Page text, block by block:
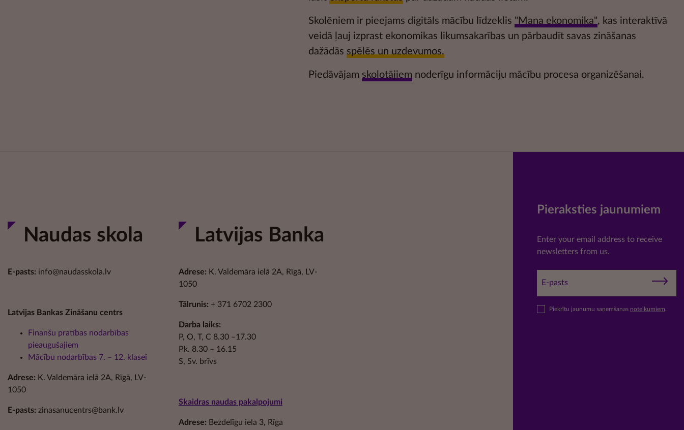
Skolēniem ir pieejams digitāls mācību līdzeklis "Mana ekonomika", kas interaktīvā
veidā ļauj izprast ekonomikas likumsakarības un pārbaudīt savas zināšanas
dažādās spēlēs un uzdevumos.
Piedāvājam skolotājiem noderīgu informāciju mācību procesa organizēšanai.
Naudas skola
E-pasts: info@naudasskola.lv
Latvijas Bankas Zināšanu centrs
Finanšu pratības nodarbības
pieaugušajiem
Mācību nodarbības 7. – 12. klasei
Adrese: K. Valdemāra ielā 2A, Rīgā, LV-
1050
E-pasts: zinasanucentrs@bank.lv
Latvijas Banka
Adrese: K. Valdemāra ielā 2A, Rīgā, LV-
1050
Tālrunis: + 371 6702 2300
Darba laiks:
P, O, T, C 8.30 –17.30
Pk. 8.30 – 16.15
S, Sv. brīvs
Skaidras naudas pakalpojumi
Adrese: Bezdelīgu iela 3, Rīga
Pieraksties jaunumiem
Enter your email address to receive
newsletters from us.
Piekrītu jaunumu saņemšanas noteikumiem.